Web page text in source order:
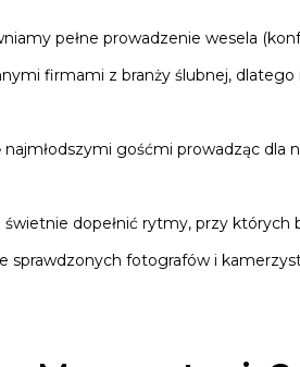
pełne prowadzenie wesela
firmami z branży ślubnej,
gośćmi prowadząc dla
dopełnić rytmy, przy których
sprawdzonych fotografów i